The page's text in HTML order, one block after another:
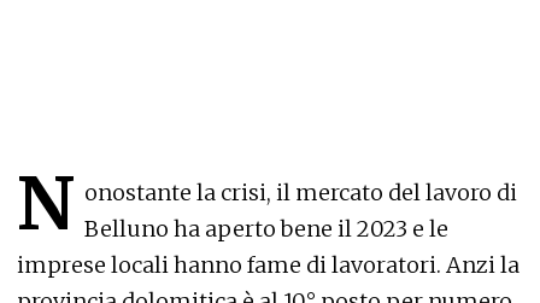
N onostante la crisi, il mercato del lavoro di
Belluno ha aperto bene il 2023 e le
imprese locali hanno fame di lavoratori. Anzi la